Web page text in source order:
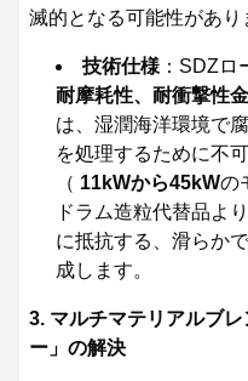
滅的となる可能性があり
技術仕様 ：SDZロ
耐摩耗性、耐衝撃性
は、湿潤海洋環境で
を処理するために不
（ 11kWから45kWの
ドラム造粒代替品よ
に抵抗する、滑らか
成します。
3. マルチマテリアルブ
ー」の解決